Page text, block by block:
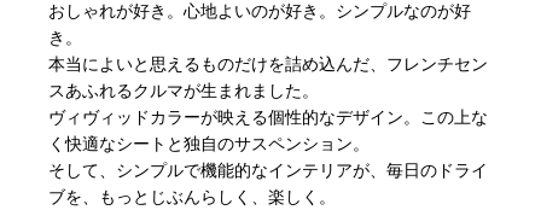
おしゃれが好き。心地よいのが好き。シンプルなのが好
き。
本当によいと思えるものだけを詰め込んだ、フレンチセン
スあふれるクルマが生まれました。
ヴィヴィッドカラーが映える個性的なデザイン。この上な
く快適なシートと独自のサスペンション。
そして、シンプルで機能的なインテリアが、毎日のドライ
ブを、もっとじぶんらしく、楽しく。